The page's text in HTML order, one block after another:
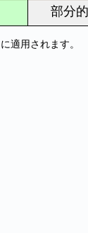
部分的
適用されます。